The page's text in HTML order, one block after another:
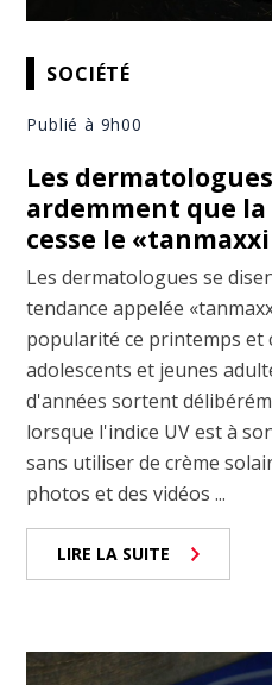
SOCIÉTÉ
Publié à 9h00
Les
ardemment que
cesse le
Les dermatologues se
tendance appelée
popularité ce printemps et
adolescents et jeunes
d'années sortent
lorsque l'indice UV est à
sans utiliser de crème
photos et des vidéos ...
LIRE LA SUITE